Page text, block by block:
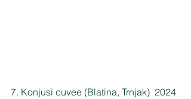
7. Konjusi cuvee (Blatina, Trnjak)  2024